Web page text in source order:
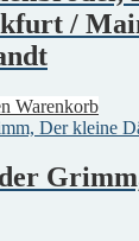
/
Warenkorb